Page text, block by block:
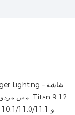
تم اعتماد أنظمة التشغيل القوية Titan 9.1/10.0 و 10.1/11.0/11.1